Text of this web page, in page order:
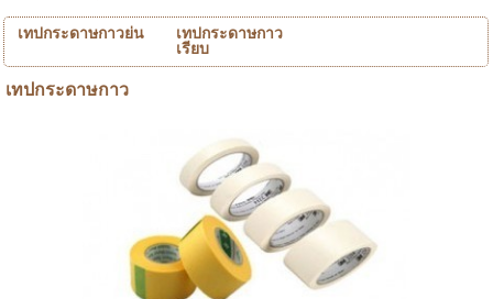
เทปกระดาษกาวย่น
เทปกระดาษกาว
เรียบ
เทปกระดาษกาว